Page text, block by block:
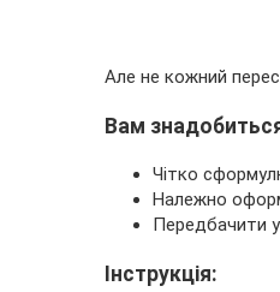
Але не кожний
Вам
Чітко
Належно
Передбачити у
Інструкція: